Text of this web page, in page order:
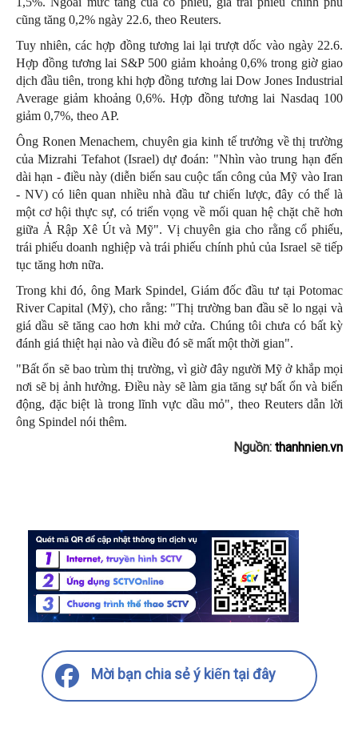
cũng tăng 0,2% ngày 22.6, theo Reuters.
Tuy nhiên, các hợp đồng tương lai lại trượt dốc vào ngày 22.6.
Hợp đồng tương lai S&P 500 giảm khoảng 0,6% trong giờ giao
dịch đầu tiên, trong khi hợp đồng tương lai Dow Jones Industrial
Average giảm khoảng 0,6%. Hợp đồng tương lai Nasdaq 100
giảm 0,7%, theo AP.
Ông Ronen Menachem, chuyên gia kinh tế trưởng về thị trường
của Mizrahi Tefahot (Israel) dự đoán: "Nhìn vào trung hạn đến
dài hạn - điều này (diễn biến sau cuộc tấn công của Mỹ vào Iran
- NV) có liên quan nhiều nhà đầu tư chiến lược, đây có thể là
một cơ hội thực sự, có triển vọng về mối quan hệ chặt chẽ hơn
giữa Ả Rập Xê Út và Mỹ". Vị chuyên gia cho rằng cổ phiếu,
trái phiếu doanh nghiệp và trái phiếu chính phủ của Israel sẽ tiếp
tục tăng hơn nữa.
Trong khi đó, ông Mark Spindel, Giám đốc đầu tư tại Potomac
River Capital (Mỹ), cho rằng: "Thị trường ban đầu sẽ lo ngại và
giá dầu sẽ tăng cao hơn khi mở cửa. Chúng tôi chưa có bất kỳ
đánh giá thiệt hại nào và điều đó sẽ mất một thời gian".
"Bất ổn sẽ bao trùm thị trường, vì giờ đây người Mỹ ở khắp mọi
nơi sẽ bị ảnh hưởng. Điều này sẽ làm gia tăng sự bất ổn và biến
động, đặc biệt là trong lĩnh vực dầu mỏ", theo Reuters dẫn lời
ông Spindel nói thêm.
Nguồn: thanhnien.vn
Mời bạn chia sẻ ý kiến tại đây